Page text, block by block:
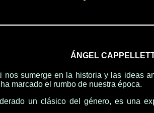
ÁNGEL
nos sumerge en la historia y las ideas
marcado el rumbo de nuestra época.
un clásico del género, es una